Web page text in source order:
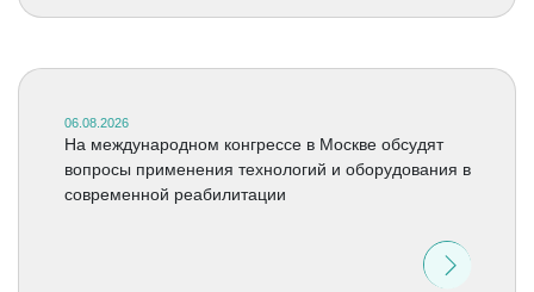
06.08.2026
На международном конгрессе в Москве обсудят
вопросы применения технологий и оборудования в
современной реабилитации